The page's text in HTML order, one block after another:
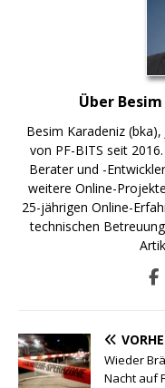
Über
Besim Karadeniz
von PF-BITS seit
Berater und -
weitere Online-
25-jährigen Online-
technischen
Wieder
Nacht auf